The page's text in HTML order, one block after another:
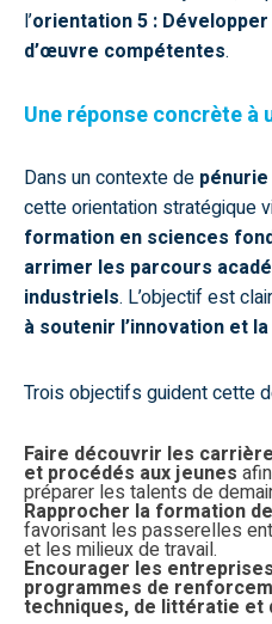
l’orientation 5 :
d’œuvre compétentes.
Une réponse concrète à
Dans un contexte de
cette orientation stratégique
formation en sciences
arrimer les parcours
industriels. L’objectif est
à soutenir l’innovation et
Trois objectifs guident cette
Faire découvrir les
et procédés aux jeunes
préparer les talents de
Rapprocher la formation
favorisant les passerelles
et les milieux de travail.
Encourager les
programmes de
techniques, de littératie et